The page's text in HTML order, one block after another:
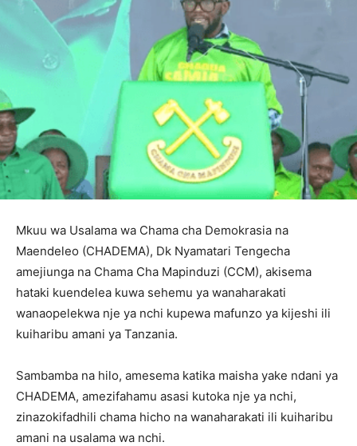
Mkuu wa Usalama wa Chama cha Demokrasia na
Maendeleo (CHADEMA), Dk Nyamatari Tengecha
amejiunga na Chama Cha Mapinduzi (CCM), akisema
hataki kuendelea kuwa sehemu ya wanaharakati
wanaopelekwa nje ya nchi kupewa mafunzo ya kijeshi ili
kuiharibu amani ya Tanzania.
Sambamba na hilo, amesema katika maisha yake ndani ya
CHADEMA, amezifahamu asasi kutoka nje ya nchi,
zinazokifadhili chama hicho na wanaharakati ili kuiharibu
amani na usalama wa nchi.